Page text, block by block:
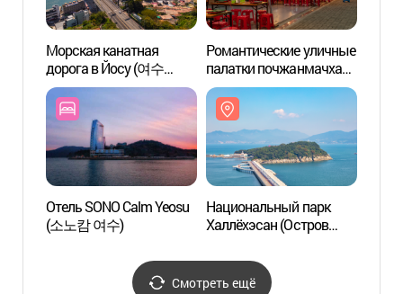
Морская канатная
дорога в Йосу (여수
해상케이블카)
Романтические уличные
палатки почжанмачха
(낭만포차)
Отель SONO Calm Yeosu
(소노캄 여수)
Национальный парк
Халлёхэсан (Остров
(한려해상국립공원
(오동도))
Смотреть ещё